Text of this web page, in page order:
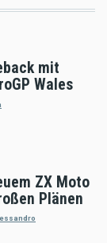
mit
Wales
ZX Moto
Plänen